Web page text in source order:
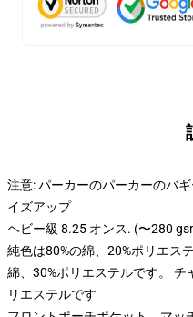
注意: パーカーのパーカーのバ
イズアップ
ヘビー級 8.25 オンス. (〜280
純色は80%の綿、20%ポリエス
綿、30%ポリエステルです。 チ
リエステルです